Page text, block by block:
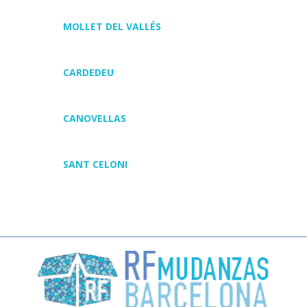
MOLLET DEL VALLÉS
CARDEDEU
CANOVELLAS
SANT CELONI